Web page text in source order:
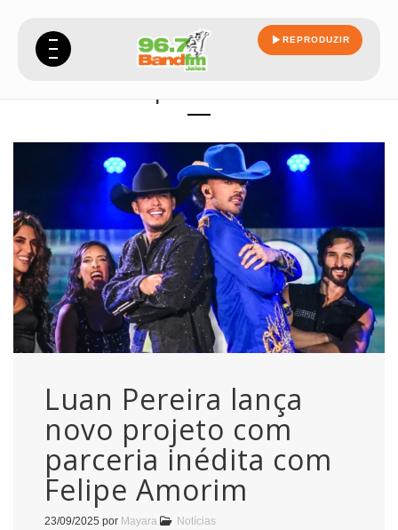
REPRODUZIR
Luan Pereira lança
novo projeto com
parceria inédita com
Felipe Amorim
23/09/2025 por Mayara Notícias